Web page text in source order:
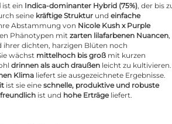
ist ein Indica-dominanter Hybrid (75%), der bis
seine kräftige Struktur und einfache
Abstammung von Nicole Kush x Purple
Phänotypen mit zarten lilafarbenen Nuancen,
ihrer dichten, harzigen Blüten noch
wächst mittelhoch bis groß mit kurzen
drinnen als auch draußen leicht zu kultivieren.
Klima liefert sie ausgezeichnete Ergebnisse.
ist sie eine schnelle, produktive und robuste
ist und hohe Erträgeliefert.